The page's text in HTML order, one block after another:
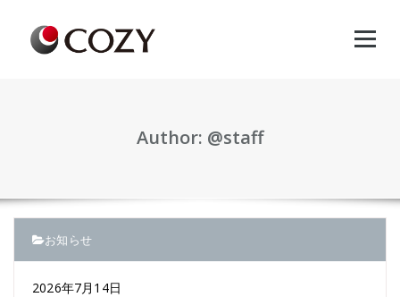
content
Author: @staff
お知らせ
2026年7月14日